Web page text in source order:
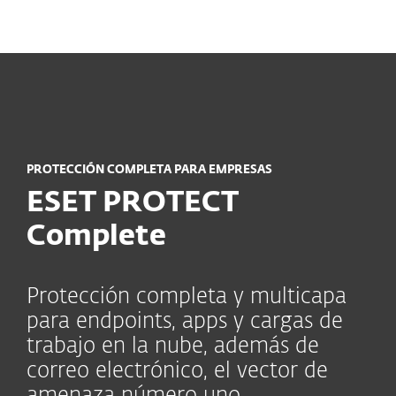
PROTECCIÓN COMPLETA PARA EMPRESAS
ESET PROTECT
Complete
Protección completa y multicapa
para endpoints, apps y cargas de
trabajo en la nube, además de
correo electrónico, el vector de